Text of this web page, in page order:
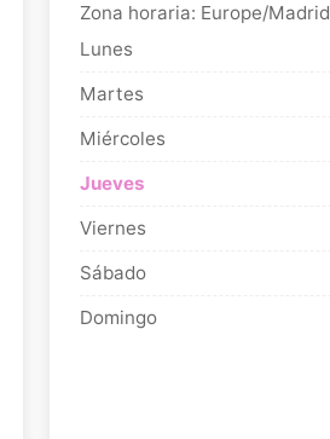
Zona horaria: Europe/Madrid
Lunes
Martes
Miércoles
Jueves
Viernes
Sábado
Domingo